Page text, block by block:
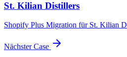
St. Kilian Distillers
Shopify Plus Migration für St. Kilian
Nächster Case